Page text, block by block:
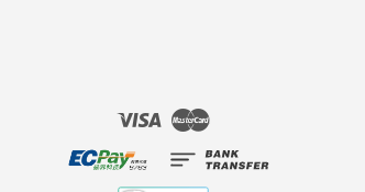
Visa Master